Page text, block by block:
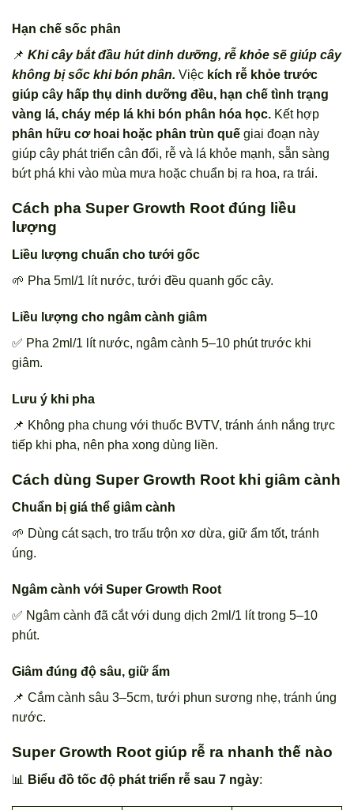
Hạn chế sốc phân
📌 Khi cây bắt đầu hút dinh dưỡng, rễ khỏe sẽ giúp cây
không bị sốc khi bón phân. Việc kích rễ khỏe trước
giúp cây hấp thụ dinh dưỡng đều, hạn chế tình trạng
vàng lá, cháy mép lá khi bón phân hóa học. Kết hợp
phân hữu cơ hoai hoặc phân trùn quế giai đoạn này
giúp cây phát triển cân đối, rễ và lá khỏe mạnh, sẵn sàng
bứt phá khi vào mùa mưa hoặc chuẩn bị ra hoa, ra trái.
Cách pha Super Growth Root đúng liều
lượng
Liều lượng chuẩn cho tưới gốc
🌱 Pha 5ml/1 lít nước, tưới đều quanh gốc cây.
Liều lượng cho ngâm cành giâm
✅ Pha 2ml/1 lít nước, ngâm cành 5–10 phút trước khi
giâm.
Lưu ý khi pha
📌 Không pha chung với thuốc BVTV, tránh ánh nắng trực
tiếp khi pha, nên pha xong dùng liền.
Cách dùng Super Growth Root khi giâm cành
Chuẩn bị giá thể giâm cành
🌱 Dùng cát sạch, tro trấu trộn xơ dừa, giữ ẩm tốt, tránh
úng.
Ngâm cành với Super Growth Root
✅ Ngâm cành đã cắt với dung dịch 2ml/1 lít trong 5–10
phút.
Giâm đúng độ sâu, giữ ẩm
📌 Cắm cành sâu 3–5cm, tưới phun sương nhẹ, tránh úng
nước.
Super Growth Root giúp rễ ra nhanh thế nào
📊 Biểu đồ tốc độ phát triển rễ sau 7 ngày: